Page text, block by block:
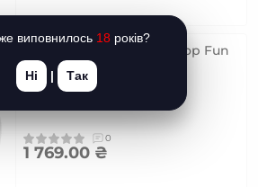
Смарт вібратор-пульсатор Fun
Town Jive Black, імітація
фрикцій
0
1 769.00 ₴
виповнилось 18 років?
Ні | Так